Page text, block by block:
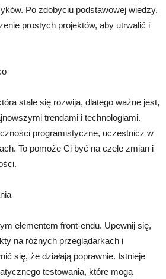
Po zdobyciu podstawowej wiedzy,
prostych projektów, aby utrwalić i
stale się rozwija, dlatego ważne jest,
trendami i technologiami.
programistyczne, uczestnicz w
To pomoże Ci być na czele zmian i
elementem front-endu. Upewnij się,
na różnych przeglądarkach i
się, że działają poprawnie. Istnieje
testowania, które mogą